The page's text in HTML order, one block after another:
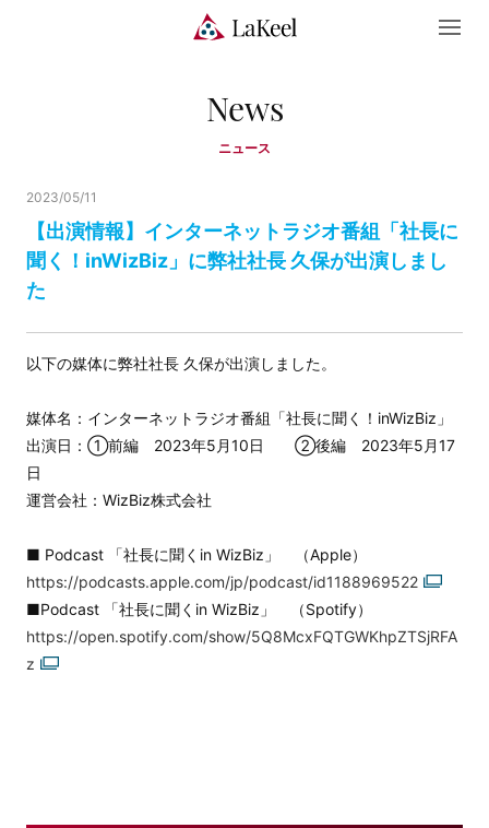
News
ニュース
【出演情報】インターネットラジオ番組「社長に
聞く！inWizBiz」に弊社社長 久保が出演しまし
た
2023/05/11
以下の媒体に弊社社長 久保が出演しました。
媒体名：インターネットラジオ番組「社長に聞く！inWizBiz」
出演日：①前編 2023年5月10日 ②後編 2023年5月17
日
運営会社：WizBiz株式会社
■ Podcast 「社長に聞くin WizBiz」 （Apple）
https://podcasts.apple.com/jp/podcast/id1188969522
■Podcast 「社長に聞くin WizBiz」 （Spotify）
https://open.spotify.com/show/5Q8McxFQTGWKhpZTSjRFA
z